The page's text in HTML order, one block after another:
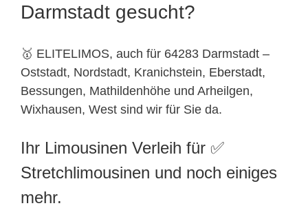
Darmstadt gesucht?
🥇 ELITELIMOS, auch für 64283 Darmstadt –
Oststadt, Nordstadt, Kranichstein, Eberstadt,
Bessungen, Mathildenhöhe und Arheilgen,
Wixhausen, West sind wir für Sie da.
Ihr Limousinen Verleih für ✅
Stretchlimousinen und noch einiges
mehr.